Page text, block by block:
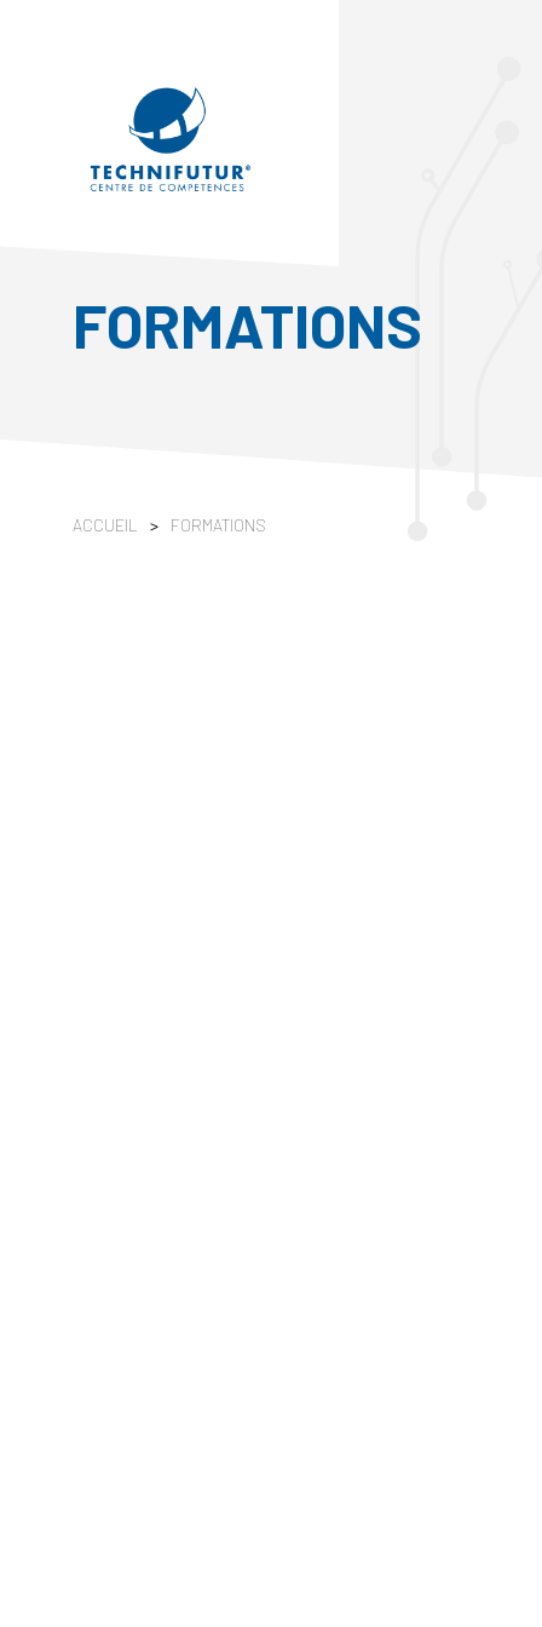
FORMATIONS
ACCUEIL > FORMATIONS